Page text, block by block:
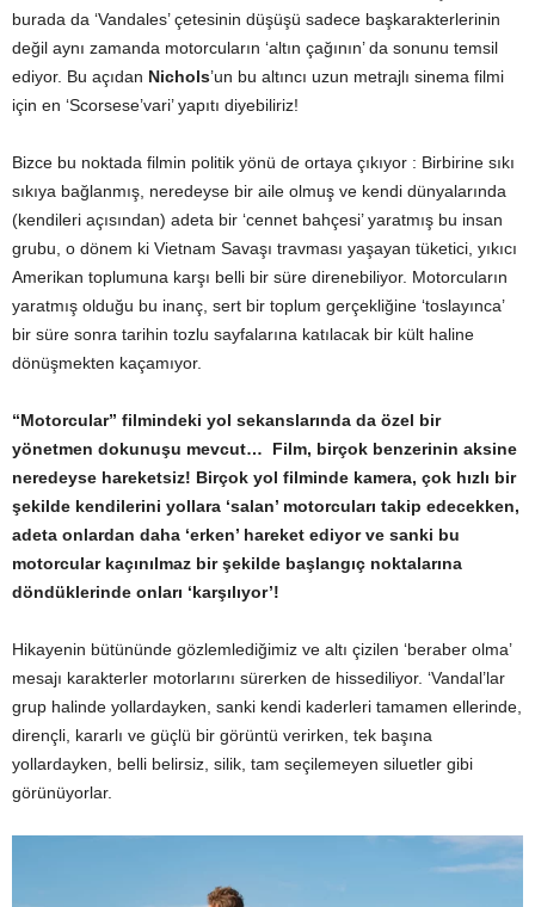
burada da ‘Vandales’ çetesinin düşüşü sadece başkarakterlerinin
değil aynı zamanda motorcuların ‘altın çağının’ da sonunu temsil
ediyor. Bu açıdan Nichols’un bu altıncı uzun metrajlı sinema filmi
için en ‘Scorsese’vari’ yapıtı diyebiliriz!
Bizce bu noktada filmin politik yönü de ortaya çıkıyor : Birbirine sıkı
sıkıya bağlanmış, neredeyse bir aile olmuş ve kendi dünyalarında
(kendileri açısından) adeta bir ‘cennet bahçesi’ yaratmış bu insan
grubu, o dönem ki Vietnam Savaşı travması yaşayan tüketici, yıkıcı
Amerikan toplumuna karşı belli bir süre direnebiliyor. Motorcuların
yaratmış olduğu bu inanç, sert bir toplum gerçekliğine ‘toslayınca’
bir süre sonra tarihin tozlu sayfalarına katılacak bir kült haline
dönüşmekten kaçamıyor.
“Motorcular” filmindeki yol sekanslarında da özel bir
yönetmen dokunuşu mevcut… Film, birçok benzerinin aksine
neredeyse hareketsiz! Birçok yol filminde kamera, çok hızlı bir
şekilde kendilerini yollara ‘salan’ motorcuları takip edecekken,
adeta onlardan daha ‘erken’ hareket ediyor ve sanki bu
motorcular kaçınılmaz bir şekilde başlangıç noktalarına
döndüklerinde onları ‘karşılıyor’!
Hikayenin bütününde gözlemlediğimiz ve altı çizilen ‘beraber olma’
mesajı karakterler motorlarını sürerken de hissediliyor. ‘Vandal’lar
grup halinde yollardayken, sanki kendi kaderleri tamamen ellerinde,
dirençli, kararlı ve güçlü bir görüntü verirken, tek başına
yollardayken, belli belirsiz, silik, tam seçilemeyen siluetler gibi
görünüyorlar.